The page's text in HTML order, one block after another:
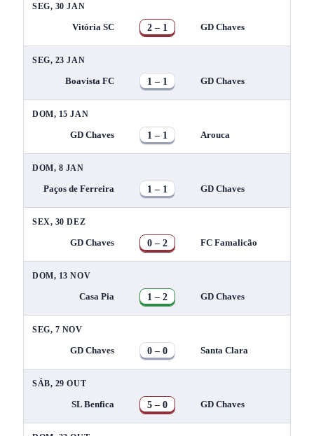
SEG, 30 JAN
Vitória SC 2 – 1 GD Chaves
SEG, 23 JAN
Boavista FC 1 – 1 GD Chaves
DOM, 15 JAN
GD Chaves 1 – 1 Arouca
DOM, 8 JAN
Paços de Ferreira 1 – 1 GD Chaves
SEX, 30 DEZ
GD Chaves 0 – 2 FC Famalicão
DOM, 13 NOV
Casa Pia 1 – 2 GD Chaves
SEG, 7 NOV
GD Chaves 0 – 0 Santa Clara
SÁB, 29 OUT
SL Benfica 5 – 0 GD Chaves